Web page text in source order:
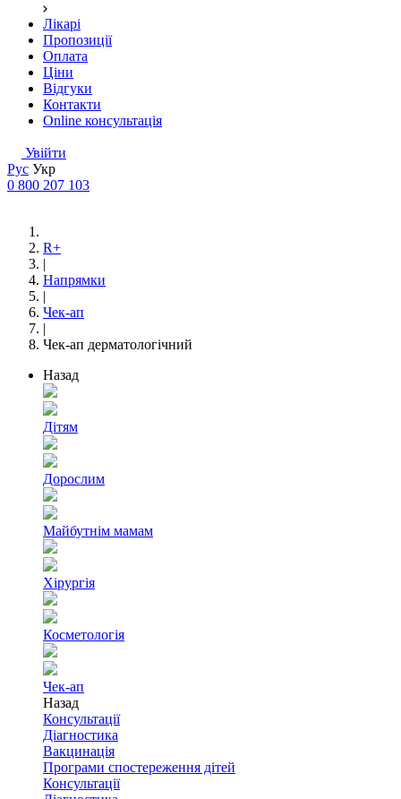
Лікарі
Пропозиції
Оплата
Ціни
Відгуки
Контакти
Online консультація
Увійти
Рус Укр
0 800 207 103
R+
|
Напрямки
|
Чек-ап
|
Чек-ап дерматологічний
Назад
Дітям
Дорослим
Майбутнім мамам
Хірургія
Косметологія
Чек-ап
Назад
Консультації
Діагностика
Вакцинація
Програми спостереження дітей
Консультації